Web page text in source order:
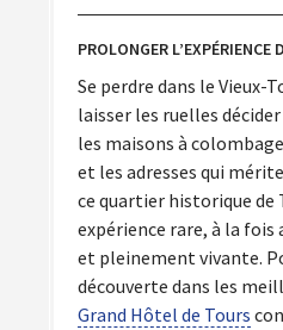
PROLONGER L’EXPÉRIENCE
Se perdre dans le Vieux-
laisser les ruelles
les maisons à
et les adresses qui
ce quartier historique de
expérience rare, à la fois
et pleinement vivante.
découverte dans les
Grand Hôtel de Tours